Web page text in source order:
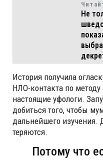
Не
История получила
НЛО-контакта по методу
настоящие уфологи.
добиться того, чтобы
дальнейшего
теряются.
Потому что